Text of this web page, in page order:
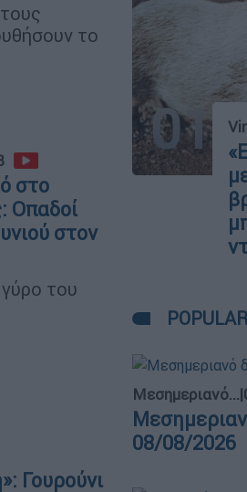
το
στο
Οπαδοί
στον
του
Γουρούνι
01
Μεσημεριανό...|
08/08/2026